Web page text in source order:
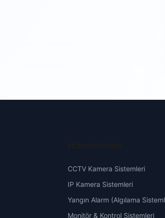
CCTV Kamera Sistemleri
IP Kamera Sistemleri
Yangın Alarm (Algılama
Monitör & Kontrol Sistemleri